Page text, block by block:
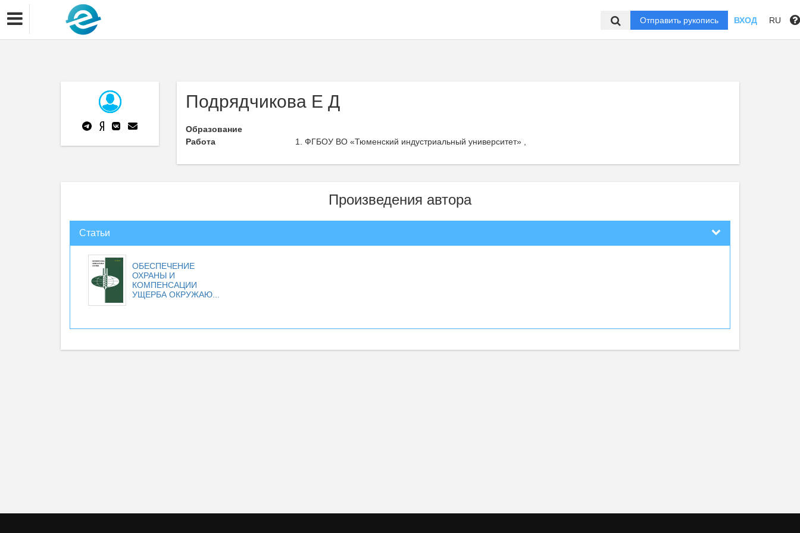
Отправить рукопись ВХОД RU
Подрядчикова Е Д
Образование
Работа
ФГБОУ ВО «Тюменский индустриальный университет» ,
Произведения автора
Статьи
ОБЕСПЕЧЕНИЕ
ОХРАНЫ И
КОМПЕНСАЦИИ
УЩЕРБА ОКРУЖАЮ...